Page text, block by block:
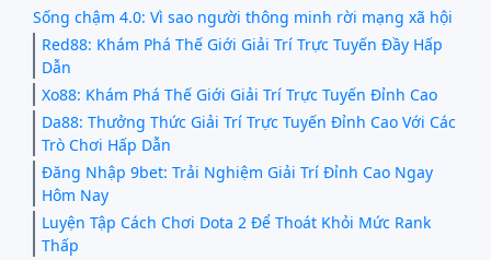
Sống chậm 4.0: Vì sao người thông minh rời mạng xã hội
Red88: Khám Phá Thế Giới Giải Trí Trực Tuyến Đầy Hấp
Dẫn
Xo88: Khám Phá Thế Giới Giải Trí Trực Tuyến Đỉnh Cao
Da88: Thưởng Thức Giải Trí Trực Tuyến Đỉnh Cao Với Các
Trò Chơi Hấp Dẫn
Đăng Nhập 9bet: Trải Nghiệm Giải Trí Đỉnh Cao Ngay
Hôm Nay
Luyện Tập Cách Chơi Dota 2 Để Thoát Khỏi Mức Rank
Thấp